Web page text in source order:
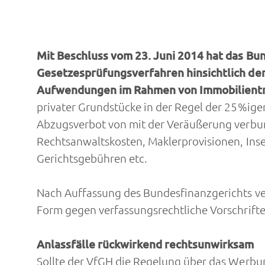
Mit Beschluss vom 23. Juni 2014 hat das
Gesetzesprüfungsverfahren hinsichtlich
Aufwendungen im Rahmen von
privater Grundstücke in der Regel der
Abzugsverbot von mit der Veräußerung
Rechtsanwaltskosten, Maklerprovisionen,
Gerichtsgebühren etc.
Nach Auffassung des Bundesfinanzgerichts
Form gegen verfassungsrechtliche
Anlassfälle rückwirkend rechtsunwirksam
Sollte der VfGH die Regelung über das